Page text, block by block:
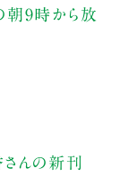
朝9時から放
さんの新刊